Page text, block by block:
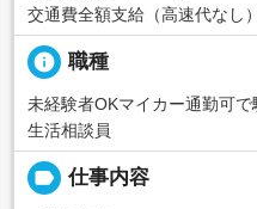
交通費全額支給（高速代なし
info 職種
未経験者OKマイカー通勤可
生活相談員
label 仕事内容